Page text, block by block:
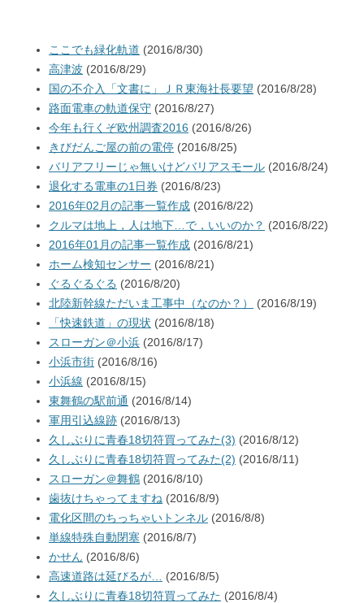
ここでも緑化軌道 (2016/8/30)
高津波 (2016/8/29)
国の不介入「文書に」ＪＲ東海社長要望 (2016/8/28)
路面電車の軌道保守 (2016/8/27)
今年も行くぞ欧州調査2016 (2016/8/26)
きびだんご屋の前の電停 (2016/8/25)
バリアフリーじゃ無いけどバリアスモール (2016/8/24)
退化する電車の1日券 (2016/8/23)
2016年02月の記事一覧作成 (2016/8/22)
クルマは地上，人は地下…で，いいのか？ (2016/8/22)
2016年01月の記事一覧作成 (2016/8/21)
ホーム検知センサー (2016/8/21)
ぐるぐるぐる (2016/8/20)
北陸新幹線ただいま工事中（なのか？）
(2016/8/19)
「快速鉄道」の現状 (2016/8/18)
スローガン＠小浜 (2016/8/17)
小浜市街 (2016/8/16)
小浜線 (2016/8/15)
東舞鶴の駅前通 (2016/8/14)
軍用引込線跡 (2016/8/13)
久しぶりに青春18切符買ってみた(3) (2016/8/12)
久しぶりに青春18切符買ってみた(2) (2016/8/11)
スローガン＠舞鶴 (2016/8/10)
歯抜けちゃってますね (2016/8/9)
電化区間のちっちゃいトンネル (2016/8/8)
単線特殊自動閉塞 (2016/8/7)
かせん (2016/8/6)
高速道路は延びるが…
(2016/8/5)
久しぶりに青春18切符買ってみた (2016/8/4)